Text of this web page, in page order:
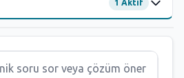
1 Aktif
1468